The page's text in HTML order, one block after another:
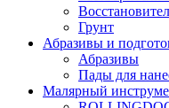
Грунт
Абразивы и
Абразивы
Пады для
Малярный